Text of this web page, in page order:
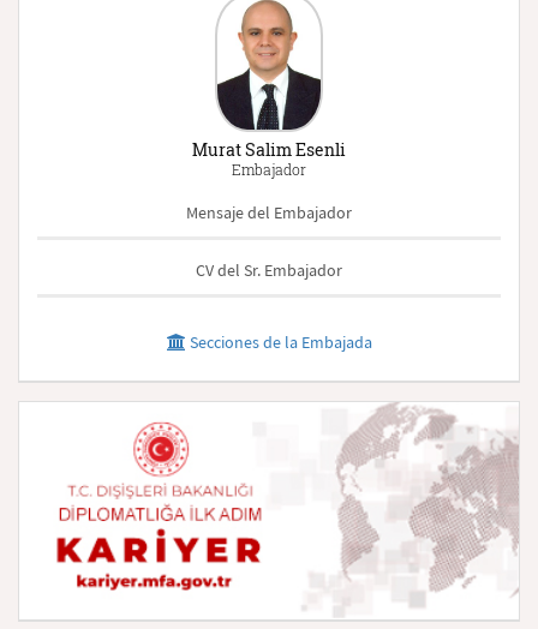
Murat Salim Esenli
Embajador
Mensaje del Embajador
CV del Sr. Embajador
Secciones de la Embajada